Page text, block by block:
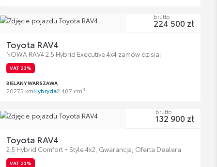
Toyota RAV4
NOWA RAV4 2.5 Hybrid Executive 4x4 zamów dzisiaj
VAT 23%
BIELANY WARSZAWA
20275 kmHybryda2 487 cm3
brutto
224 500 zł
Toyota RAV4
2.5 Hybrid Comfort + Style 4x2, Gwarancja, Oferta Dealera
VAT 23%
brutto
132 900 zł